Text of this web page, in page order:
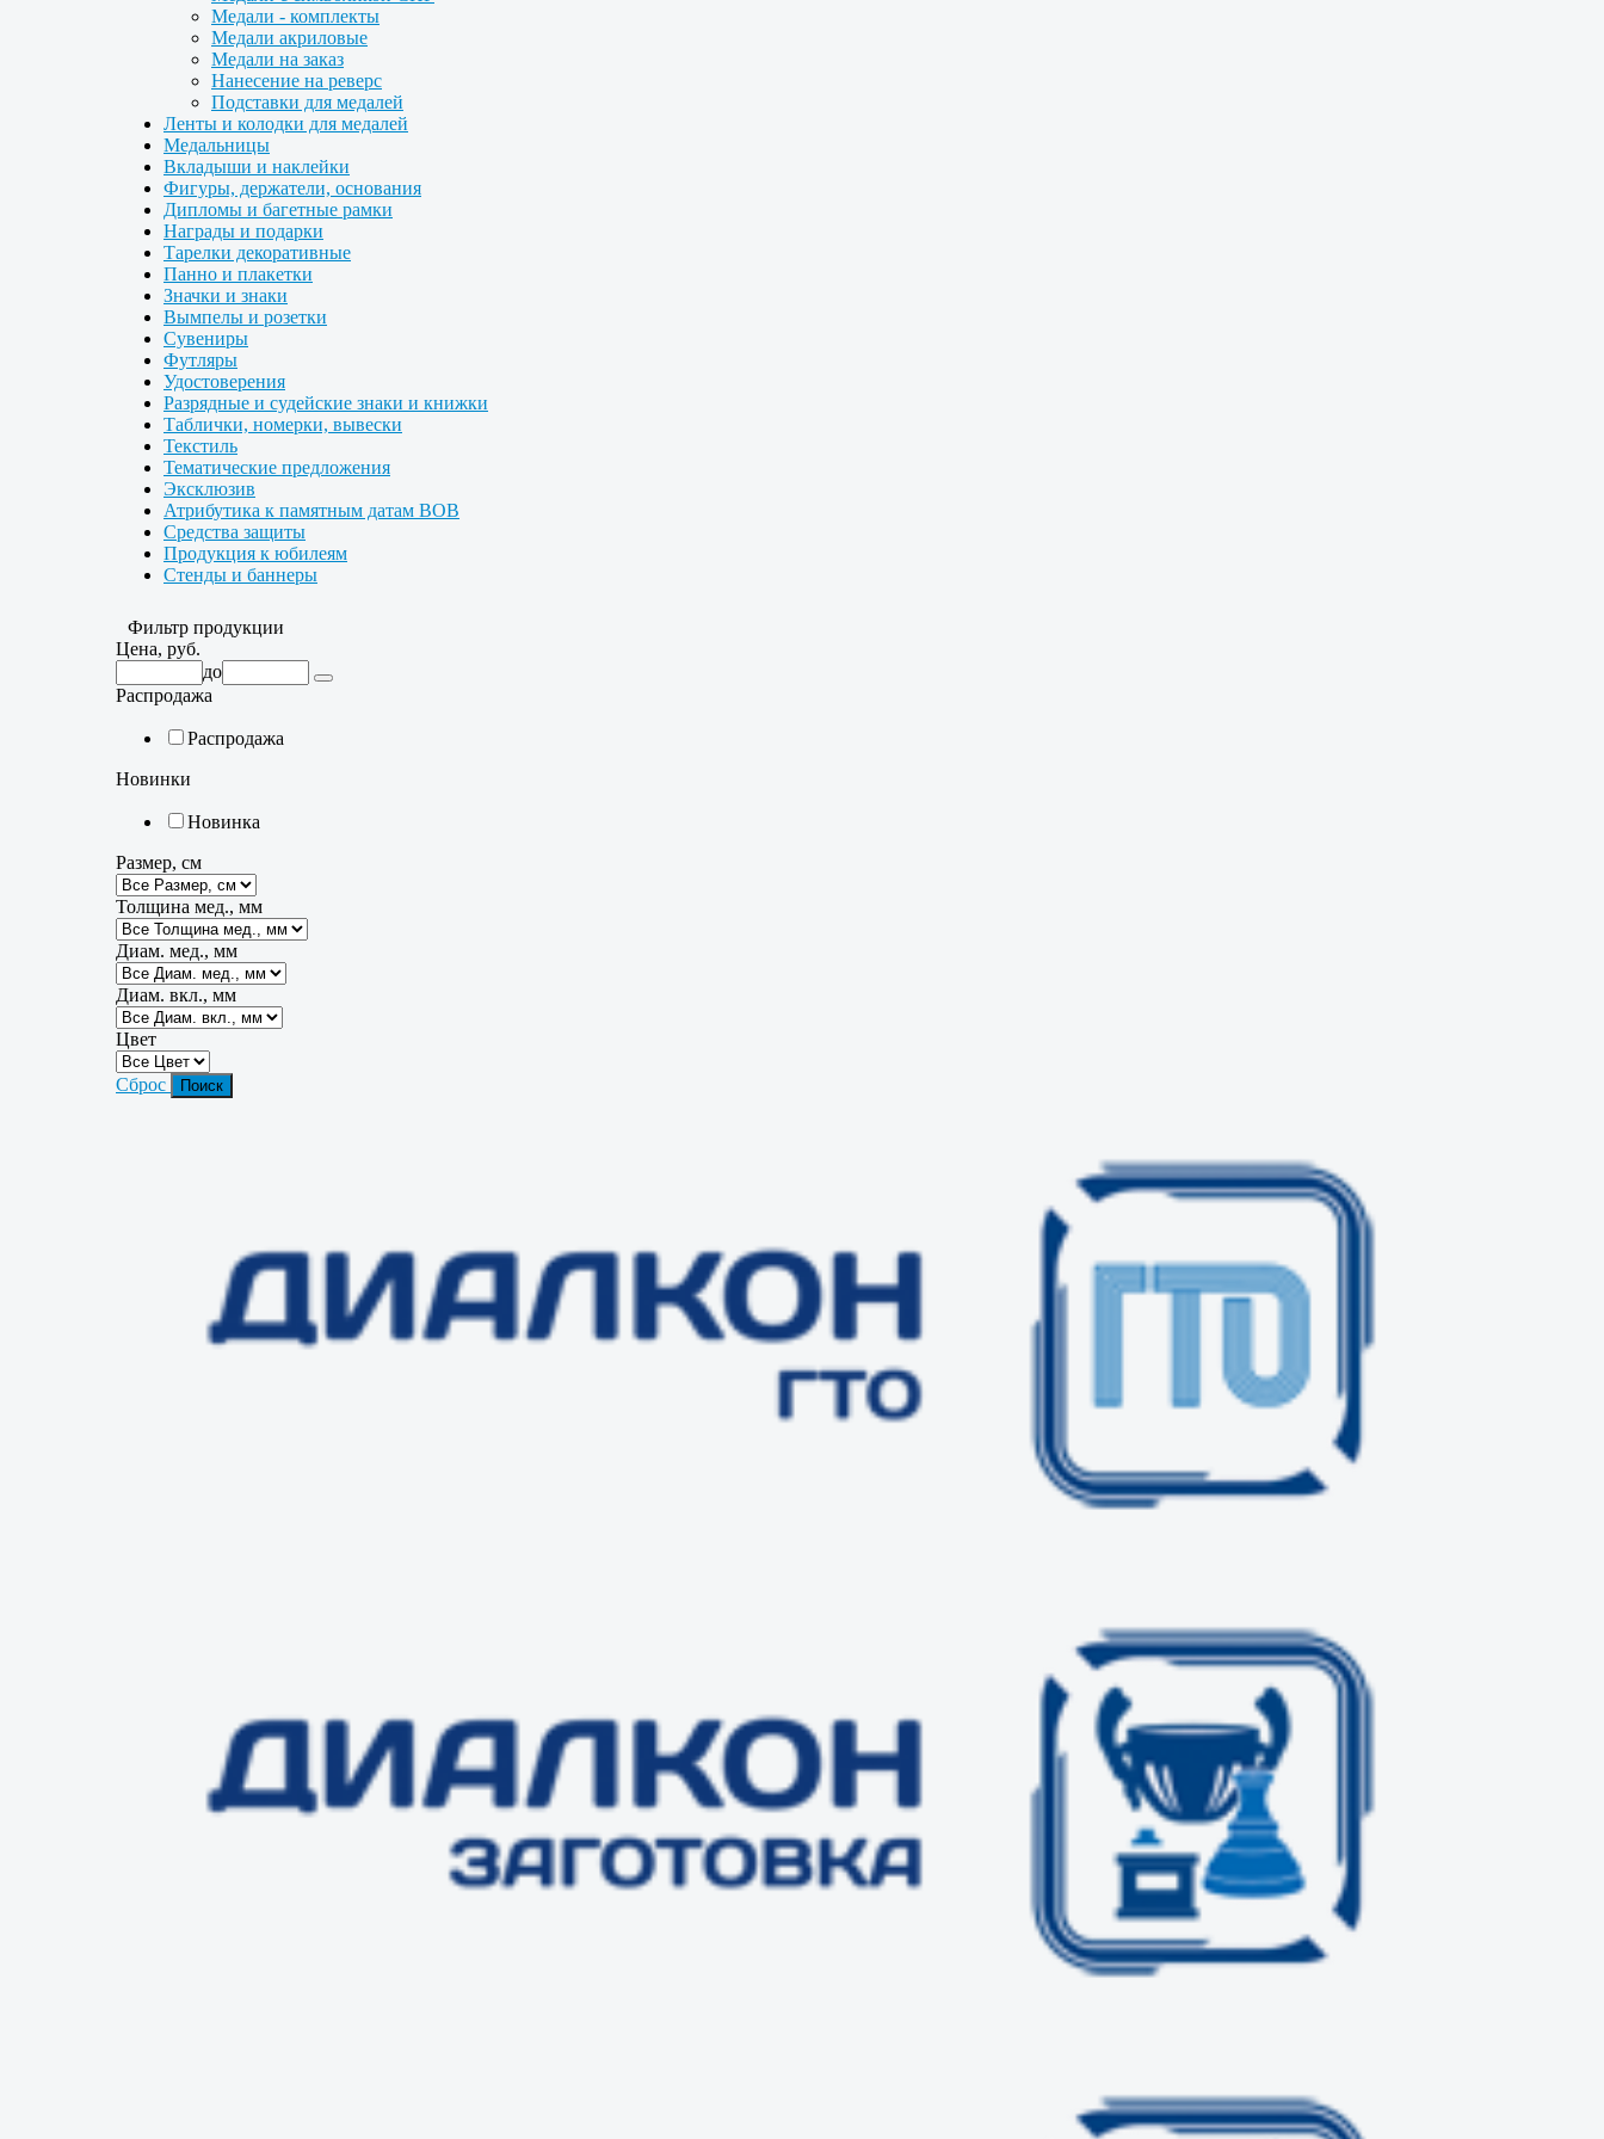
Медали - комплекты
Медали акриловые
Медали на заказ
Нанесение на реверс
Подставки для медалей
Ленты и колодки для медалей
Медальницы
Вкладыши и наклейки
Фигуры, держатели, основания
Дипломы и багетные рамки
Награды и подарки
Тарелки декоративные
Панно и плакетки
Значки и знаки
Вымпелы и розетки
Сувениры
Футляры
Удостоверения
Разрядные и судейские знаки и книжки
Таблички, номерки, вывески
Текстиль
Тематические предложения
Эксклюзив
Атрибутика к памятным датам ВОВ
Средства защиты
Продукция к юбилеям
Стенды и баннеры
Фильтр продукции
Цена, руб.
до
Распродажа
Распродажа
Новинки
Новинка
Размер, см
Толщина мед., мм
Диам. мед., мм
Диам. вкл., мм
Цвет
Сброс